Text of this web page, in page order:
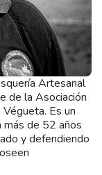
Artesanal
de la Asociación
Es un
más de 52 años
y defendiendo